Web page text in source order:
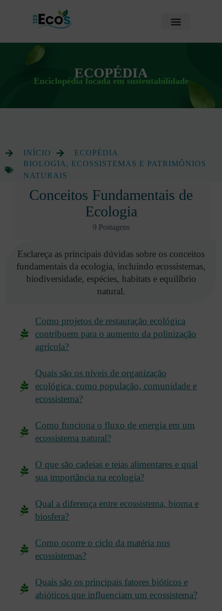
ECOPÉDIA
Enciclopédia focada em sustentabilidade
INÍCIO
ECOPÉDIA
BIOLOGIA, ECOSSISTEMAS E PATRIMÔNIOS
NATURAIS
Conceitos Fundamentais de
Ecologia
9 Postagens
Esclareça as principais dúvidas sobre os conceitos
fundamentais da ecologia, incluindo ecossistemas,
biodiversidade, espécies, habitats e equilíbrio
natural.
Como projetos de restauração ecológica
contribuem para o aumento da polinização
agrícola?
Quais são os níveis de organização
ecológica, como população, comunidade e
ecossistema?
Como funciona o fluxo de energia em um
ecossistema natural?
O que são cadeias e teias alimentares e qual
sua importância na ecologia?
Qual a diferença entre ecossistema, bioma e
biosfera?
Como ocorre o ciclo da matéria nos
ecossistemas?
Quais são os principais fatores bióticos e
abióticos que influenciam um ecossistema?